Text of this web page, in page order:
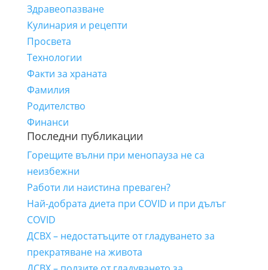
Здравеопазване
Кулинария и рецепти
Просвета
Технологии
Факти за храната
Фамилия
Родителство
Финанси
Последни публикации
Горещите вълни при менопауза не са
неизбежни
Работи ли наистина преваген?
Най-добрата диета при COVID и при дълъг
COVID
ДСВХ – недостатъците от гладуването за
прекратяване на живота